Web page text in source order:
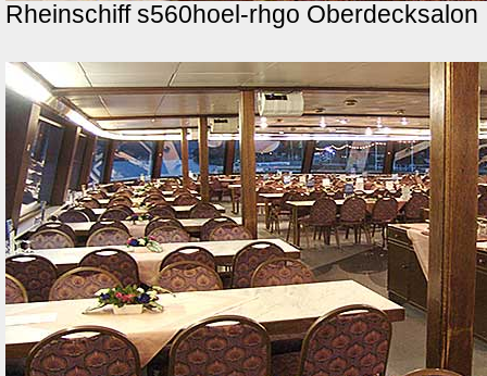
Rheinschiff s560hoel-rhgo Oberdecksalon